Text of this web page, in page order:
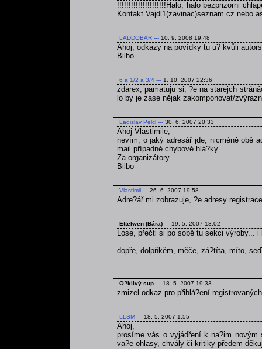
!!!!!!!!!!!!!!!!!!!!!Halo, halo bezprizorni
Kontakt Vajdl1(zavinac)seznam.cz
LADDOBAR --- 10. 9. 2008 19:48
Ahoj, odkazy na povídky tu u? kvůli
Bilbo
6 a 1/2 a 3/4 --- 1. 10. 2007 22:36
zdarex, pamatuju si, ?e na starejch
lo by je zase nějak zakomponovat/
Ladislav Pelcl --- 30. 6. 2007 20:33
Ahoj Vlastimile,
nevím, o jaký adresář jde, nicméně obě
mail případné chybové hlá?ky.
Za organizátory
Bilbo
Vlastimil --- 26. 6. 2007 19:58
Adre?ář mi zobrazuje, ?e adresy
Ettelwen (Bára) --- 19. 5. 2007 13:02
Lose, přečti si po sobě tu sekci výroby...
dopře, dolpňkěm, měče, zá?títa, míto,
O?klivý sup --- 18. 5. 2007 19:33
zmizel odkaz pro přihlá?ení
LLSM --- 18. 5. 2007 1:55
Ahoj,
prosíme vás o vyjádření k na?im novým
va?e ohlasy, chvály či kritiky předem